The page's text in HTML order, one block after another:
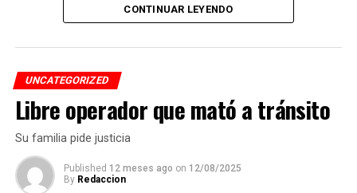
El desempeño mostrado por los jóvenes les permitió
calificar a la siguiente fase de la competencia, que
tendrá lugar los días 5 y 6 de septiembre en Cancún,
Quintana Roo.
De obtener resultados favorables en esa etapa, el equipo
tendría la posibilidad de representar a México en la final
internacional de la WRO, que se efectuará en Costa Rica.
CONTINUAR LEYENDO
UNCATEGORIZED
Libre operador que mató a tránsito
Su familia pide justicia
Published 12 meses ago on 12/08/2025
By Redaccion